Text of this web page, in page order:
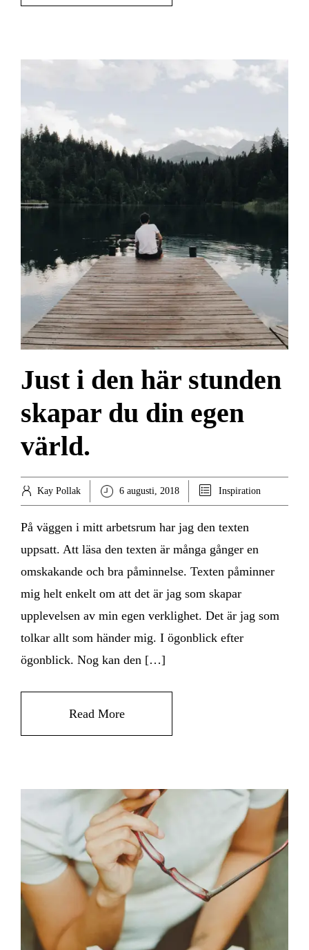
Just i den här stunden
skapar du din egen
värld.
Kay Pollak 6 augusti, 2018 Inspiration
På väggen i mitt arbetsrum har jag den texten
uppsatt. Att läsa den texten är många gånger en
omskakande och bra påminnelse. Texten påminner
mig helt enkelt om att det är jag som skapar
upplevelsen av min egen verklighet. Det är jag som
tolkar allt som händer mig. I ögonblick efter
ögonblick. Nog kan den […]
Read More